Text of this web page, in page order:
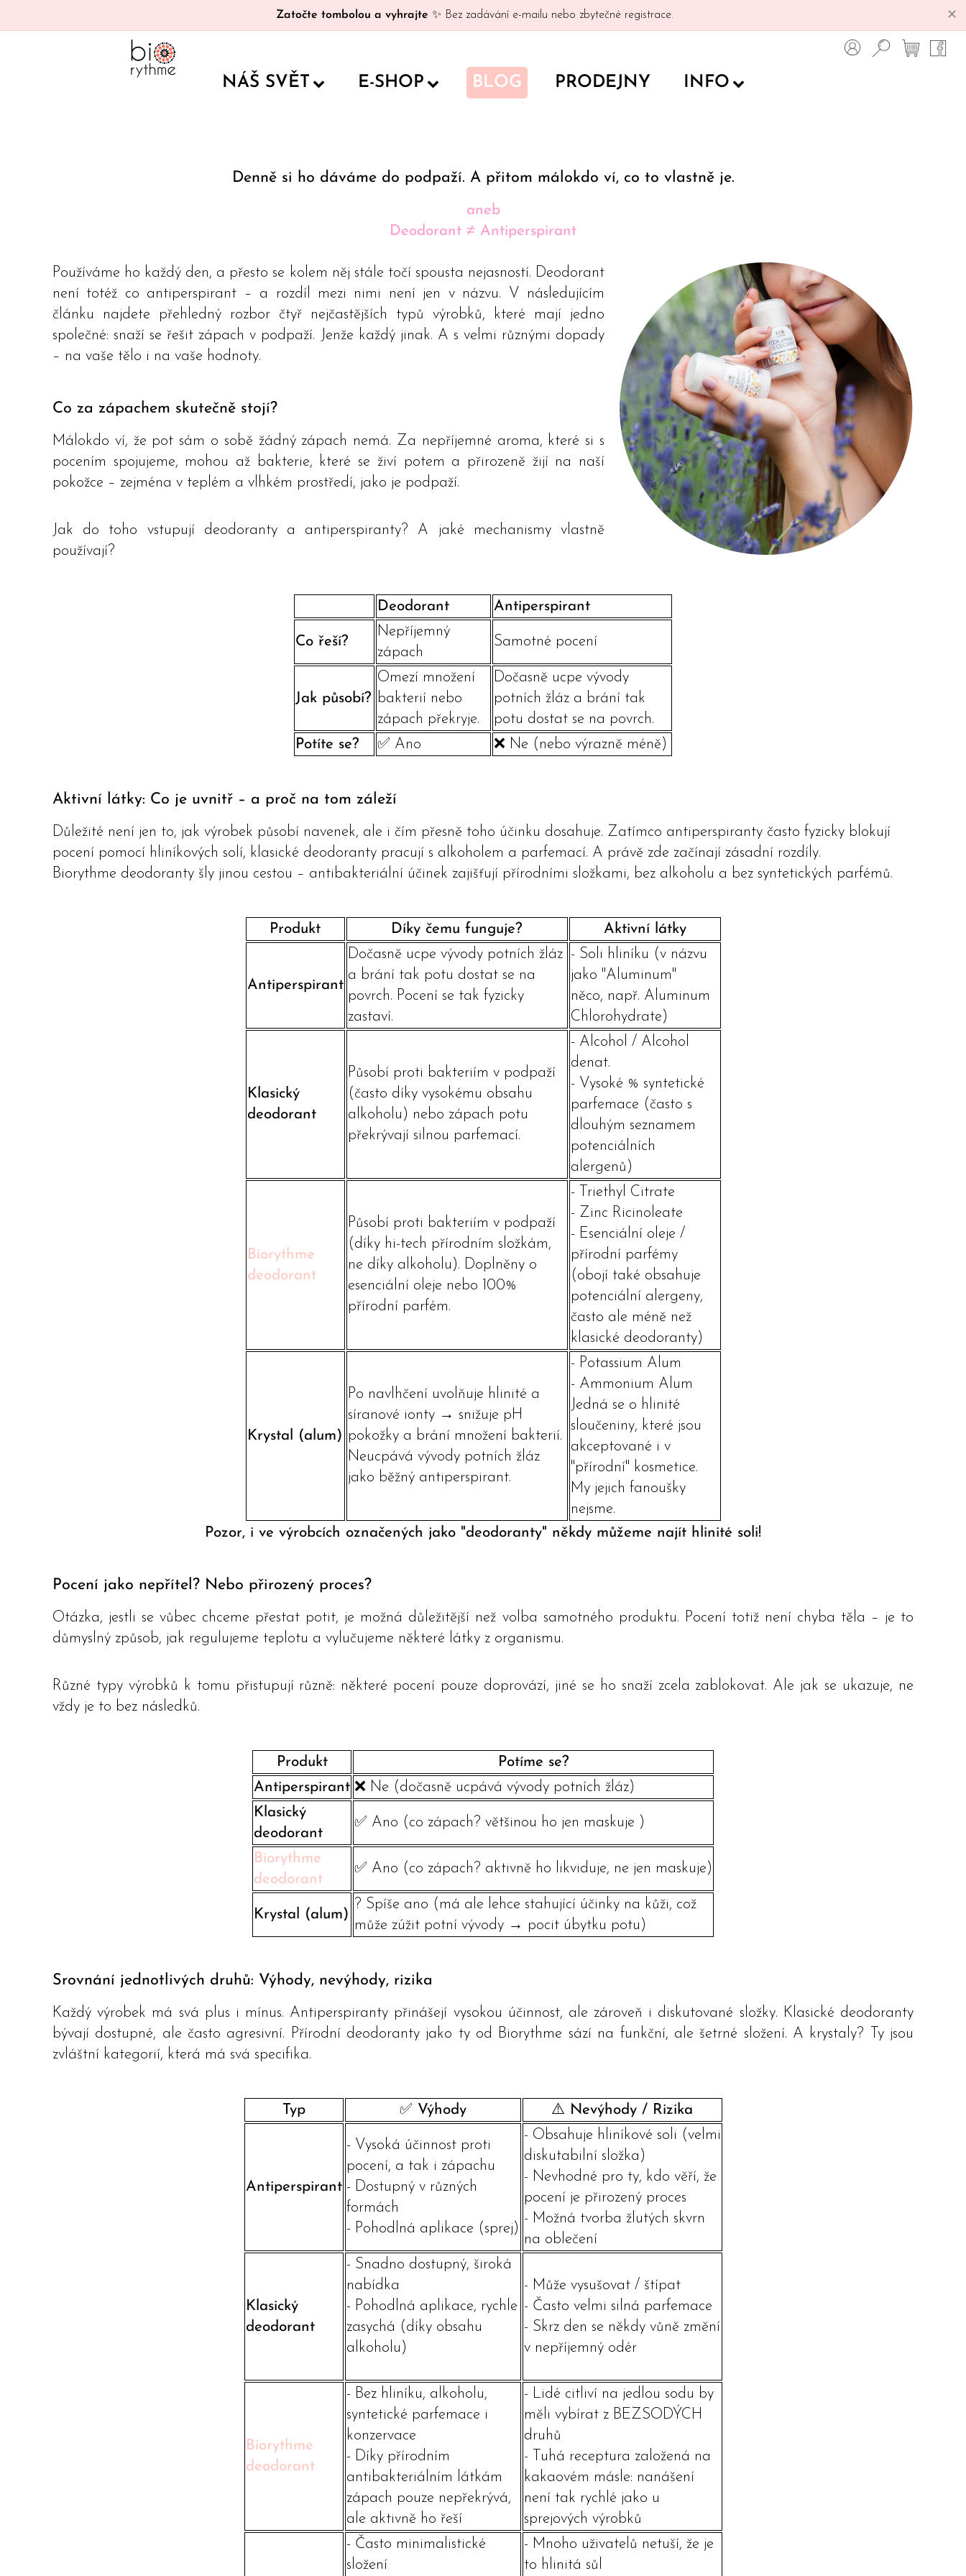
Zatočte tombolou a vyhrajte ✨ Bez zadávání e-mailu nebo zbytečné registrace. ✕
NÁŠ SVĚT E-SHOP BLOG PRODEJNY INFO
Denně si ho dáváme do podpaží. A přitom málokdo ví, co to vlastně je.
aneb
Deodorant ≠ Antiperspirant
Používáme ho každý den, a přesto se kolem něj stále točí spousta nejasností. Deodorant
není totéž co antiperspirant – a rozdíl mezi nimi není jen v názvu. V následujícím
článku najdete přehledný rozbor čtyř nejčastějších typů výrobků, které mají jedno
společné: snaží se řešit zápach v podpaží. Jenže každý jinak. A s velmi různými dopady
– na vaše tělo i na vaše hodnoty.
Co za zápachem skutečně stojí?
Málokdo ví, že pot sám o sobě žádný zápach nemá. Za nepříjemné aroma, které si s
pocením spojujeme, mohou až bakterie, které se živí potem a přirozeně žijí na naší
pokožce – zejména v teplém a vlhkém prostředí, jako je podpaží.
Jak do toho vstupují deodoranty a antiperspiranty? A jaké mechanismy vlastně
používají?
Deodorant Antiperspirant
Co řeší?
Nepříjemný
zápach
Samotné pocení
Jak působí?
Omezí množení
bakterií nebo
zápach překryje.
Dočasně ucpe vývody
potních žláz a brání tak
potu dostat se na povrch.
Potíte se?
✅ Ano ❌ Ne (nebo výrazně méně)
Aktivní látky: Co je uvnitř – a proč na tom záleží
Důležité není jen to, jak výrobek působí navenek, ale i čím přesně toho účinku dosahuje. Zatímco antiperspiranty často fyzicky blokují
pocení pomocí hliníkových solí, klasické deodoranty pracují s alkoholem a parfemací. A právě zde začínají zásadní rozdíly.
Biorythme deodoranty šly jinou cestou – antibakteriální účinek zajišťují přírodními složkami, bez alkoholu a bez syntetických parfémů.
Produkt Díky čemu funguje? Aktivní látky
Antiperspirant
Dočasně ucpe vývody potních žláz
a brání tak potu dostat se na
povrch. Pocení se tak fyzicky
zastaví.
- Soli hliníku (v názvu
jako "Aluminum"
něco, např. Aluminum
Chlorohydrate)
Klasický
deodorant
Působí proti bakteriím v podpaží
(často díky vysokému obsahu
alkoholu) nebo zápach potu
překrývají silnou parfemací.
- Alcohol / Alcohol
denat.
- Vysoké % syntetické
parfemace (často s
dlouhým seznamem
potenciálních
alergenů)
Biorythme
deodorant
Působí proti bakteriím v podpaží
(díky hi-tech přírodním složkám,
ne díky alkoholu). Doplněny o
esenciální oleje nebo 100%
přírodní parfém.
- Triethyl Citrate
- Zinc Ricinoleate
- Esenciální oleje /
přírodní parfémy
(obojí také obsahuje
potenciální alergeny,
často ale méně než
klasické deodoranty)
Krystal (alum)
Po navlhčení uvolňuje hlinité a
síranové ionty → snižuje pH
pokožky a brání množení bakterií.
Neucpává vývody potních žláz
jako běžný antiperspirant.
- Potassium Alum
- Ammonium Alum
Jedná se o hlinité
sloučeniny, které jsou
akceptované i v
"přírodní" kosmetice.
My jejich fanoušky
nejsme.
Pozor, i ve výrobcích označených jako "deodoranty" někdy můžeme najít hlinité soli!
Pocení jako nepřítel? Nebo přirozený proces?
Otázka, jestli se vůbec chceme přestat potit, je možná důležitější než volba samotného produktu. Pocení totiž není chyba těla – je to
důmyslný způsob, jak regulujeme teplotu a vylučujeme některé látky z organismu.
Různé typy výrobků k tomu přistupují různě: některé pocení pouze doprovází, jiné se ho snaží zcela zablokovat. Ale jak se ukazuje, ne
vždy je to bez následků.
Produkt
Potíme se?
Antiperspirant ❌ Ne (dočasně ucpává vývody potních žláz)
Klasický
deodorant
✅ Ano (co zápach? většinou ho jen maskuje )
Biorythme
deodorant
✅ Ano (co zápach? aktivně ho likviduje, ne jen maskuje)
Krystal (alum)
? Spíše ano (má ale lehce stahující účinky na kůži, což
může zúžit potní vývody → pocit úbytku potu)
Srovnání jednotlivých druhů: Výhody, nevýhody, rizika
Každý výrobek má svá plus i mínus. Antiperspiranty přinášejí vysokou účinnost, ale zároveň i diskutované složky. Klasické deodoranty
bývají dostupné, ale často agresivní. Přírodní deodoranty jako ty od Biorythme sází na funkční, ale šetrné složení. A krystaly? Ty jsou
zvláštní kategorií, která má svá specifika.
Typ ✅ Výhody ⚠️ Nevýhody / Rizika
Antiperspirant
- Vysoká účinnost proti
pocení, a tak i zápachu
- Dostupný v různých
formách
- Pohodlná aplikace (sprej)
- Obsahuje hliníkové soli (velmi
diskutabilní složka)
- Nevhodné pro ty, kdo věří, že
pocení je přirozený proces
- Možná tvorba žlutých skvrn
na oblečení
Klasický
deodorant
- Snadno dostupný, široká
nabídka
- Pohodlná aplikace, rychle
zasychá (díky obsahu
alkoholu)
- Může vysušovat / štípat
- Často velmi silná parfemace
- Skrz den se někdy vůně změní
v nepříjemný odér
Biorythme
deodorant
- Bez hliníku, alkoholu,
syntetické parfemace i
konzervace
- Díky přírodním
antibakteriálním látkám
zápach pouze nepřekrývá,
ale aktivně ho řeší
- Lidé citliví na jedlou sodu by
měli vybírat z BEZSODÝCH
druhů
- Tuhá receptura založená na
kakaovém másle: nanášení
není tak rychlé jako u
sprejových výrobků
- Často minimalistické
složení
- Mnoho uživatelů netuší, že je
to hlinitá sůl